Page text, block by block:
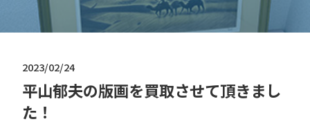
2023/02/24
平山郁夫の版画を買取させて頂きまし
た！